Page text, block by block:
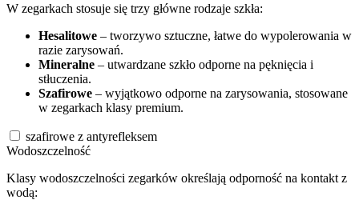
W zegarkach stosuje się trzy główne rodzaje szkła:
Hesalitowe – tworzywo sztuczne, łatwe do wypolerowania w
razie zarysowań.
Mineralne – utwardzane szkło odporne na pęknięcia i
stłuczenia.
Szafirowe – wyjątkowo odporne na zarysowania, stosowane
w zegarkach klasy premium.
szafirowe z antyrefleksem
Wodoszczelność
Klasy wodoszczelności zegarków określają odporność na kontakt z
wodą: